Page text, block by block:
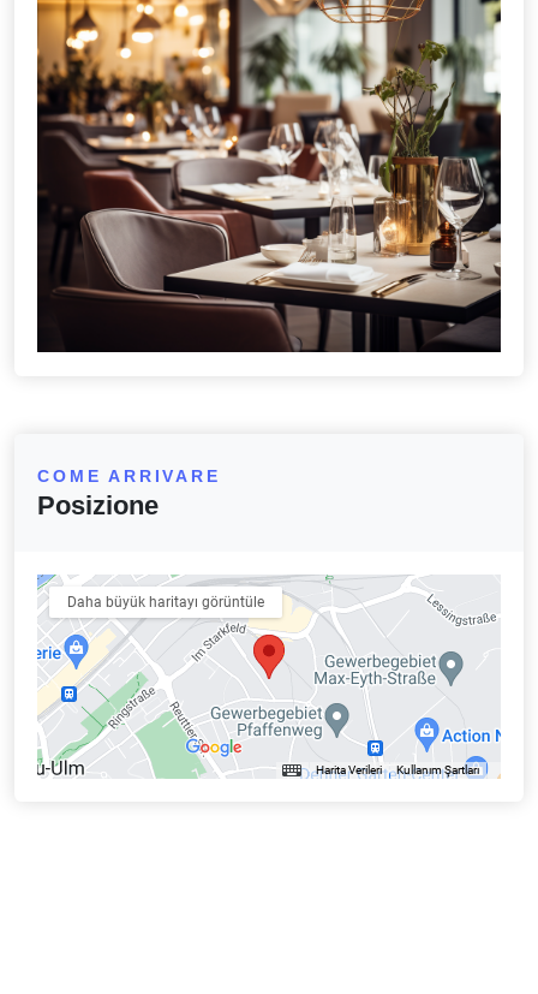
COME ARRIVARE
Posizione